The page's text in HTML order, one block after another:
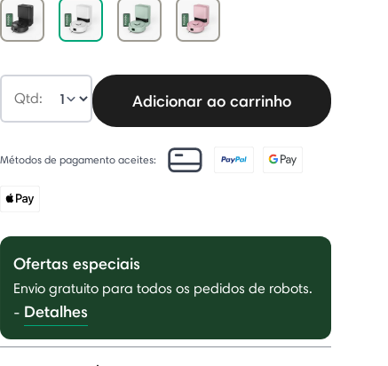
Qtd: Adicionar ao carrinho
Métodos de pagamento aceites:
Ofertas especiais
Envio gratuito para todos os pedidos de robots.
- Detalhes